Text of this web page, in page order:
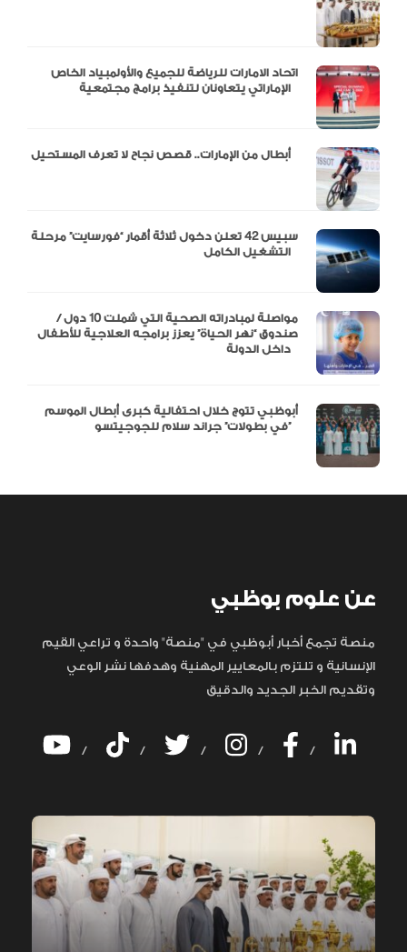
اتحاد الامارات للرياضة للجميع والأولمبياد الخاص
سبيس 42 تعلن دخول ثلاثة أقمار “فورسايت” مرحلة
مواصلة لمبادراته الصحية التي شملت 10 دول /
صندوق “نهر الحياة” يعزز برامجه العلاجية للأطفال
أبوظبي تتوج خلال احتفالية كبرى أبطال الموسم
في بطولات” جراند سلام للجوجيتسو”
عن علوم بوظبي
منصة تجمع أخبار أبوظبي في "منصة" واحدة و تراعي القيم
الإنسانية و تلتزم بالمعايير المهنية وهدفها نشر الوعي
وتقديم الخبر الجديد والدقيق
/ / / / /